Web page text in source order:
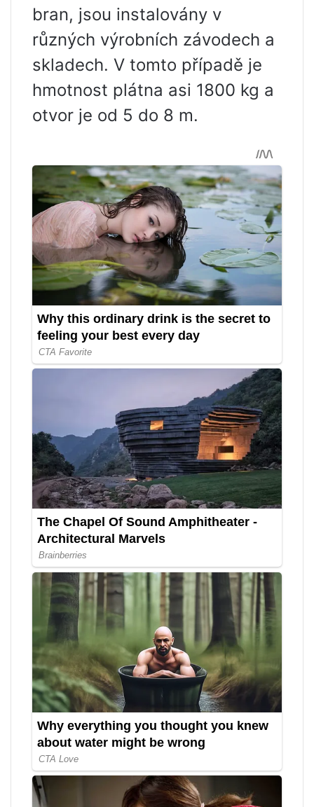
bran, jsou instalovány v
různých výrobních závodech a
skladech. V tomto případě je
hmotnost plátna asi 1800 kg a
otvor je od 5 do 8 m.